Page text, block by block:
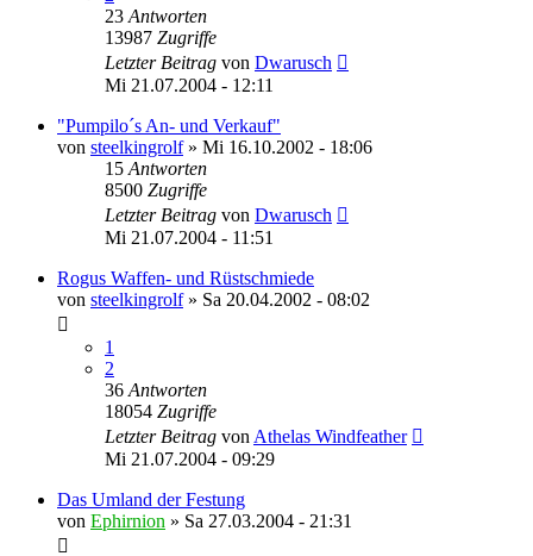
23 Antworten
13987 Zugriffe
Letzter Beitrag von Dwarusch
Mi 21.07.2004 - 12:11
"Pumpilo´s An- und Verkauf"
von steelkingrolf» Mi 16.10.2002 - 18:06
15 Antworten
8500 Zugriffe
Letzter Beitrag von Dwarusch
Mi 21.07.2004 - 11:51
Rogus Waffen- und Rüstschmiede
von steelkingrolf» Sa 20.04.2002 - 08:02
1
2
36 Antworten
18054 Zugriffe
Letzter Beitrag von Athelas Windfeather
Mi 21.07.2004 - 09:29
Das Umland der Festung
von Ephirnion » Sa 27.03.2004 - 21:31